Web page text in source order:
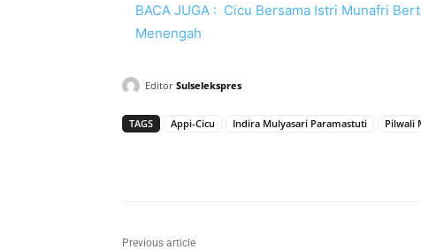
BACA JUGA : Cicu Bersama Istri Munafri
Menengah
Editor Sulselekspres
TAGS Appi-Cicu Indira Mulyasari Paramastuti Pilwali
Previous article